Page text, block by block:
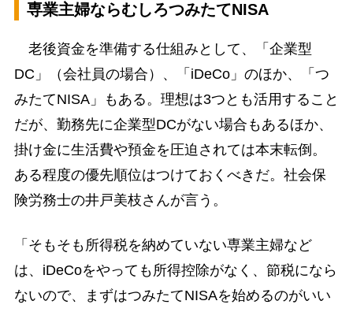
専業主婦ならむしろつみたてNISA
老後資金を準備する仕組みとして、「企業型
DC」（会社員の場合）、「iDeCo」のほか、「つ
みたてNISA」もある。理想は3つとも活用すること
だが、勤務先に企業型DCがない場合もあるほか、
掛け金に生活費や預金を圧迫されては本末転倒。
ある程度の優先順位はつけておくべきだ。社会保
険労務士の井戸美枝さんが言う。
「そもそも所得税を納めていない専業主婦など
は、iDeCoをやっても所得控除がなく、節税になら
ないので、まずはつみたてNISAを始めるのがいい